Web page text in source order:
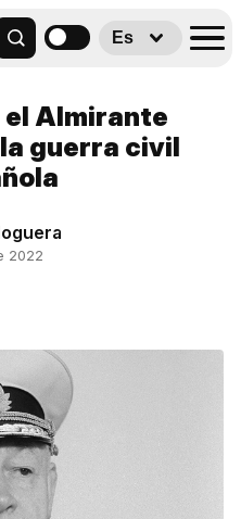
Es
el Almirante
guerra civil
2022